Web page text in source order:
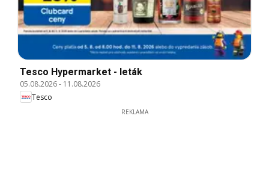
Tesco Hypermarket - leták
05.08.2026- 11.08.2026
Tesco
REKLAMA